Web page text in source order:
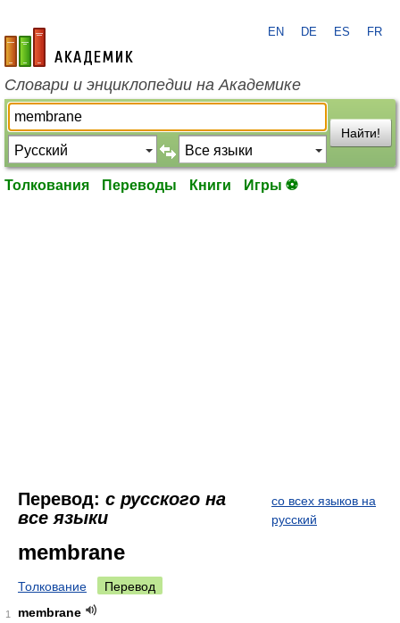
academic.ru
EN DE ES FR
Словари и энциклопедии на Академике
Найти!
Толкования Переводы Книги Игры ⚽
Перевод: с русского на
все языки
со всех языков на
русский
membrane
Толкование Перевод
1
membrane